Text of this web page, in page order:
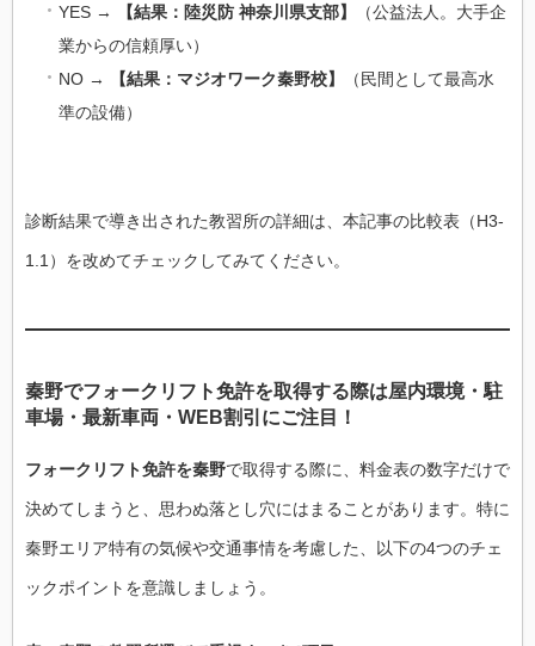
YES →
【結果：陸災防 神奈川県支部】
（公益法人。大手企
業からの信頼厚い）
NO →
【結果：マジオワーク秦野校】
（民間として最高水
準の設備）
診断結果で導き出された教習所の詳細は、本記事の比較表（H3-
1.1）を改めてチェックしてみてください。
秦野でフォークリフト免許を取得する際は屋内環境・駐
車場・最新車両・WEB割引にご注目！
フォークリフト免許を秦野で取得する際に、料金表の数字だけで
決めてしまうと、思わぬ落とし穴にはまることがあります。特に
秦野エリア特有の気候や交通事情を考慮した、以下の4つのチェ
ックポイントを意識しましょう。